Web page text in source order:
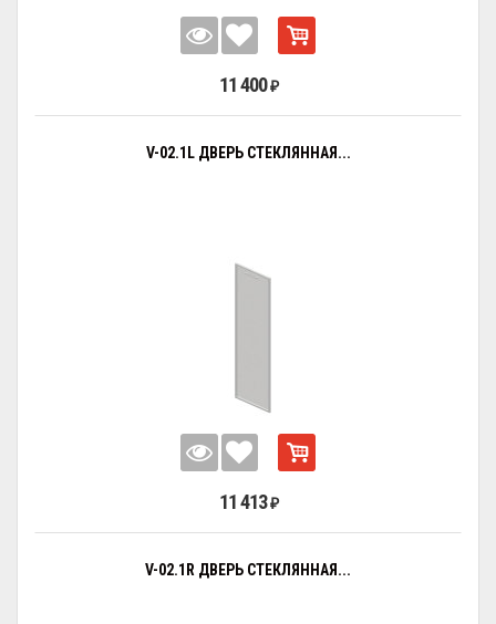
11 400 ₽
V-02.1L ДВЕРЬ СТЕКЛЯННАЯ...
11 413 ₽
V-02.1R ДВЕРЬ СТЕКЛЯННАЯ...